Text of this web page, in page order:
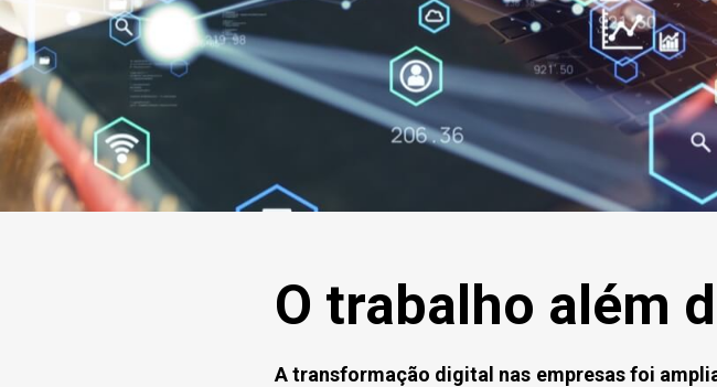
O trabalho além
A transformação digital nas empresas foi